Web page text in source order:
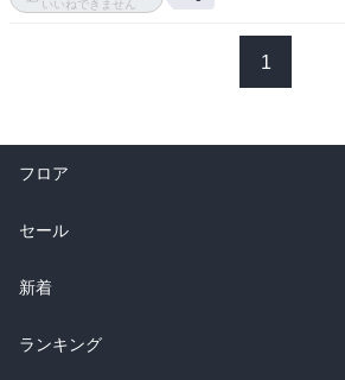
続いているとは、さらに驚きましたね。
いいねできません
1
フロア
総合
ラノベ
雑誌・グラビア
セール
総合
ラノベ
新着
総合
ランキング